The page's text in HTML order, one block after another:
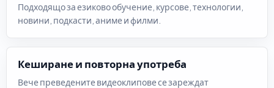
Подходящо за езиково обучение, курсове, технологии,
новини, подкасти, аниме и филми.
Кеширане и повторна употреба
Вече преведените видеоклипове се зареждат